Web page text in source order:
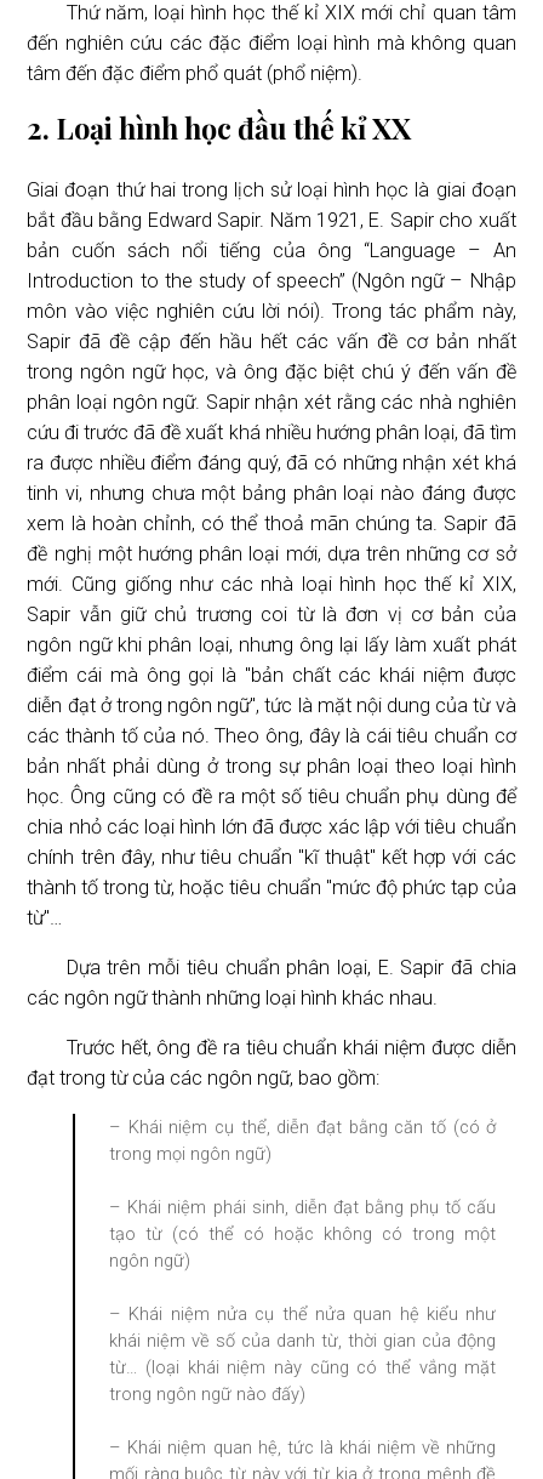
Thứ năm, loại hình học thế kỉ XIX mới chỉ quan tâm
đến nghiên cứu các đặc điểm loại hình mà không quan
tâm đến đặc điểm phổ quát (phổ niệm).
2. Loại hình học đầu thế kỉ XX
Giai đoạn thứ hai trong lịch sử loại hình học là giai đoạn
bắt đầu bằng Edward Sapir. Năm 1921, E. Sapir cho xuất
bản cuốn sách nổi tiếng của ông “Language – An
Introduction to the study of speech” (Ngôn ngữ – Nhập
môn vào việc nghiên cứu lời nói). Trong tác phẩm này,
Sapir đã đề cập đến hầu hết các vấn đề cơ bản nhất
trong ngôn ngữ học, và ông đặc biệt chú ý đến vấn đề
phân loại ngôn ngữ. Sapir nhận xét rằng các nhà nghiên
cứu đi trước đã đề xuất khá nhiều hướng phân loại, đã tìm
ra được nhiều điểm đáng quý, đã có những nhận xét khá
tinh vi, nhưng chưa một bảng phân loại nào đáng được
xem là hoàn chỉnh, có thể thoả mãn chúng ta. Sapir đã
đề nghị một hướng phân loại mới, dựa trên những cơ sở
mới. Cũng giống như các nhà loại hình học thế kỉ XIX,
Sapir vẫn giữ chủ trương coi từ là đơn vị cơ bản của
ngôn ngữ khi phân loại, nhưng ông lại lấy làm xuất phát
điểm cái mà ông gọi là "bản chất các khái niệm được
diễn đạt ở trong ngôn ngữ", tức là mặt nội dung của từ và
các thành tố của nó. Theo ông, đây là cái tiêu chuẩn cơ
bản nhất phải dùng ở trong sự phân loại theo loại hình
học. Ông cũng có đề ra một số tiêu chuẩn phụ dùng để
chia nhỏ các loại hình lớn đã được xác lập với tiêu chuẩn
chính trên đây, như tiêu chuẩn "kĩ thuật" kết hợp với các
thành tố trong từ, hoặc tiêu chuẩn "mức độ phức tạp của
từ"…
Dựa trên mỗi tiêu chuẩn phân loại, E. Sapir đã chia
các ngôn ngữ thành những loại hình khác nhau.
Trước hết, ông đề ra tiêu chuẩn khái niệm được diễn
đạt trong từ của các ngôn ngữ, bao gồm:
– Khái niệm cụ thể, diễn đạt bằng căn tố (có ở
trong mọi ngôn ngữ)
– Khái niệm phái sinh, diễn đạt bằng phụ tố cấu
tạo từ (có thể có hoặc không có trong một
ngôn ngữ)
– Khái niệm nửa cụ thể nửa quan hệ kiểu như
khái niệm về số của danh từ, thời gian của động
từ… (loại khái niệm này cũng có thể vắng mặt
trong ngôn ngữ nào đấy)
– Khái niệm quan hệ, tức là khái niệm về những
mối ràng buộc từ này với từ kia ở trong mệnh đề